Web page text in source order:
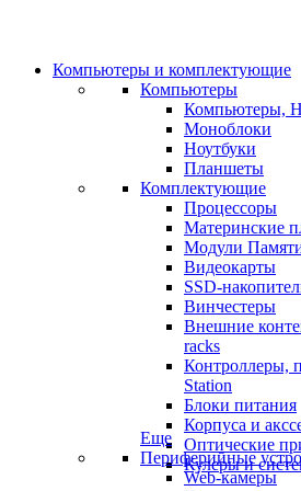
Компьютеры и комплектующие
Компьютеры
Компьютеры,
Моноблоки
Ноутбуки
Планшеты
Комплектующие
Процессоры
Материнские
Модули
Видеокарты
SSD-
Винчестеры
Внешние
racks
Контроллеры,
Station
Блоки питания
Корпуса и
Оптические
Кулеры и
Еще
Периферийные
Web-камеры